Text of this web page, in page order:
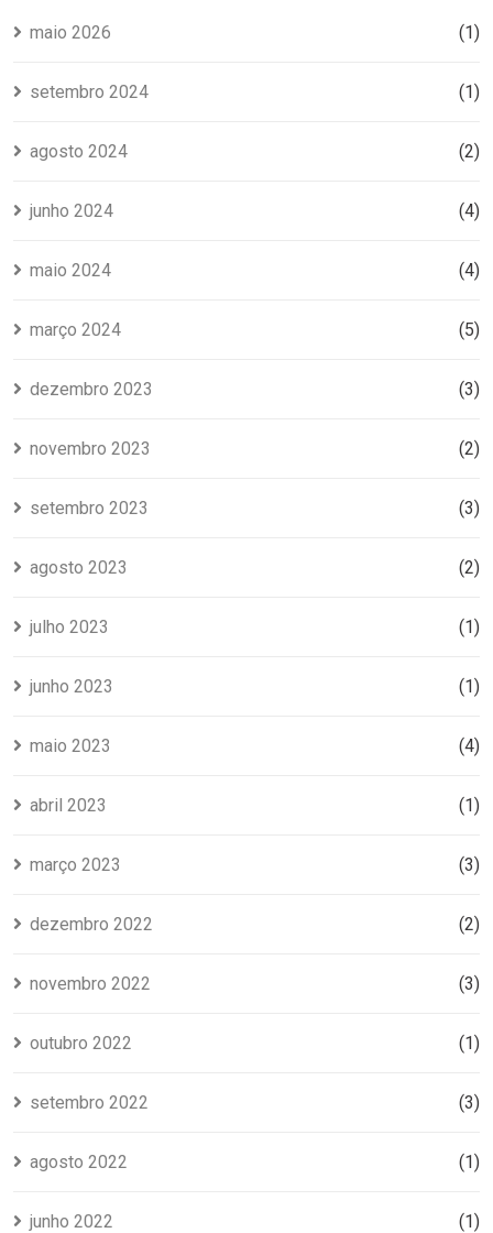
maio 2026 (1)
setembro 2024 (1)
agosto 2024 (2)
junho 2024 (4)
maio 2024 (4)
março 2024 (5)
dezembro 2023 (3)
novembro 2023 (2)
setembro 2023 (3)
agosto 2023 (2)
julho 2023 (1)
junho 2023 (1)
maio 2023 (4)
abril 2023 (1)
março 2023 (3)
dezembro 2022 (2)
novembro 2022 (3)
outubro 2022 (1)
setembro 2022 (3)
agosto 2022 (1)
junho 2022 (1)